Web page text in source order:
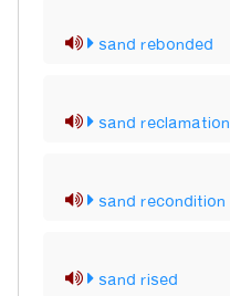
sand rebonded
sand reclamation
sand recondition
sand rised